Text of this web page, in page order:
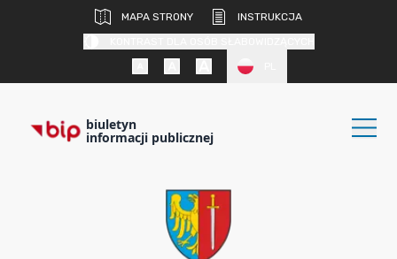
MAPA STRONY
INSTRUKCJA
biuletyn
informacji publicznej